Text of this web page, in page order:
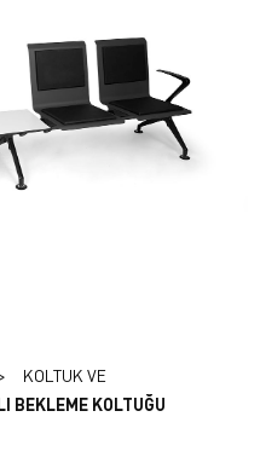
KOLTUK VE
BEKLEME KOLTUĞU